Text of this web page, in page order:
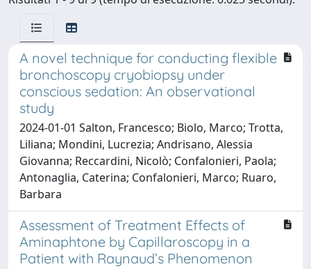
A novel technique for conducting flexible
bronchoscopy cryobiopsy under
conscious sedation: An observational
study
2024-01-01 Salton, Francesco; Biolo, Marco; Trotta,
Liliana; Mondini, Lucrezia; Andrisano, Alessia
Giovanna; Reccardini, Nicolò; Confalonieri, Paola;
Antonaglia, Caterina; Confalonieri, Marco; Ruaro,
Barbara
Assessment of Treatment Effects of
Aminaphtone by Capillaroscopy in a
Patient with Raynaud’s Phenomenon